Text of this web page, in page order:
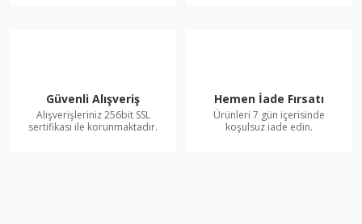
Güvenli Alışveriş
Alışverişleriniz 256bit SSL
sertifikası ile korunmaktadır.
Hemen İade Fırsatı
Ürünleri 7 gün içerisinde
koşulsuz iade edin.